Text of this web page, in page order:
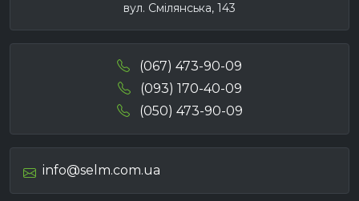
вул. Смілянська, 143
(067) 473-90-09
(093) 170-40-09
(050) 473-90-09
info@selm.com.ua